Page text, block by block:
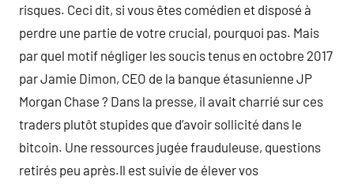
risques. Ceci dit, si vous êtes comédien et disposé à
perdre une partie de votre crucial, pourquoi pas. Mais
par quel motif négliger les soucis tenus en octobre 2017
par Jamie Dimon, CEO de la banque étasunienne JP
Morgan Chase ? Dans la presse, il avait charrié sur ces
traders plutôt stupides que d’avoir sollicité dans le
bitcoin. Une ressources jugée frauduleuse, questions
retirés peu après.Il est suivie de élever vos